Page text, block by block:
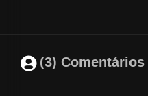
(3) Comentários